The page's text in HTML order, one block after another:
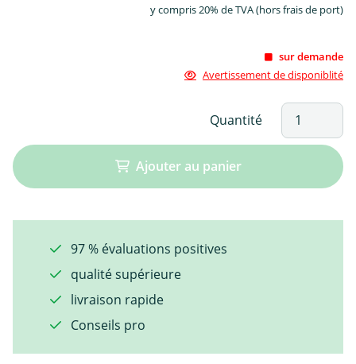
y compris 20% de TVA (hors frais de port)
sur demande
Avertissement de disponiblité
Quantité
Ajouter au panier
97 % évaluations positives
qualité supérieure
livraison rapide
Conseils pro